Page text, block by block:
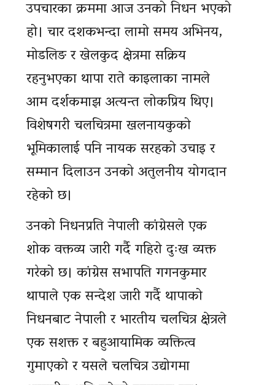
उपचारका क्रममा आज उनको निधन भएको
हो। चार दशकभन्दा लामो समय अभिनय,
मोडलिङ र खेलकुद क्षेत्रमा सक्रिय
रहनुभएका थापा राते काइलाका नामले
आम दर्शकमाझ अत्यन्त लोकप्रिय थिए।
विशेषगरी चलचित्रमा खलनायकुको
भूमिकालाई पनि नायक सरहको उचाइ र
सम्मान दिलाउन उनको अतुलनीय योगदान
रहेको छ।
उनको निधनप्रति नेपाली कांग्रेसले एक
शोक वक्तव्य जारी गर्दै गहिरो दुःख व्यक्त
गरेको छ। कांग्रेस सभापति गगनकुमार
थापाले एक सन्देश जारी गर्दै थापाको
निधनबाट नेपाली र भारतीय चलचित्र क्षेत्रले
एक सशक्त र बहुआयामिक व्यक्तित्व
गुमाएको र यसले चलचित्र उद्योगमा